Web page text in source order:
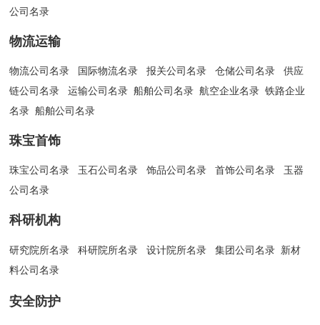
公司名录
物流运输
物流公司名录 国际物流名录 报关公司名录 仓储公司名录
供应
链公司名录
运输公司名录 船舶公司名录 航空企业名录 铁路企业
名录 船舶公司名录
珠宝首饰
珠宝公司名录 玉石公司名录 饰品公司名录 首饰公司名录
玉器
公司名录
科研机构
研究院所名录 科研院所名录 设计院所名录 集团公司名录 新材
料公司名录
安全防护